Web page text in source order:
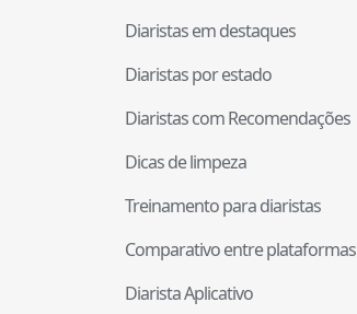
Diaristas em destaques
Diaristas por estado
Diaristas com Recomendações
Dicas de limpeza
Treinamento para diaristas
Comparativo entre plataformas
Diarista Aplicativo